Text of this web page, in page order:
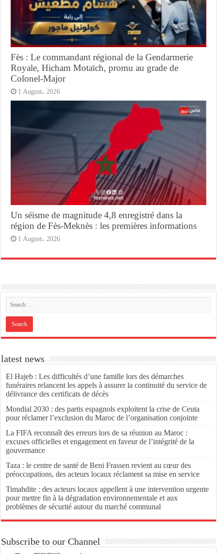
Fès : Le commandant régional de la Gendarmerie
Royale, Hicham Motaïch, promu au grade de
Colonel-Major
1 August، 2026
Un séisme de magnitude 4,8 enregistré dans la
région de Fès-Meknès : les premières informations
1 August، 2026
latest news
El Hajeb : Les difficultés d’une famille lors des démarches
funéraires relancent les appels à assurer la continuité du service de
délivrance des certificats de décès
Mondial 2030 : des partis espagnols exploitent la crise de Ceuta
pour réclamer l’exclusion du Maroc de l’organisation conjointe
La FIFA reconnaît des erreurs lors de sa réunion au Maroc :
excuses officielles et engagement en faveur de l’intégrité de la
gouvernance
Taza : le centre de santé de Beni Frassen revient au cœur des
préoccupations, des acteurs locaux réclament sa mise en service
Timahdite : des acteurs locaux appellent à une intervention urgente
pour mettre fin à la dégradation environnementale et aux
problèmes de sécurité autour du marché communal
Subscribe to our Channel